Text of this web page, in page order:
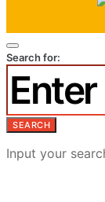
Search for:
SEARCH
Input your